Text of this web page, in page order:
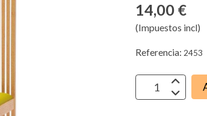
14,00 €
(Impuestos incl)
Referencia: 2453